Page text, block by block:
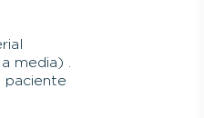
media) .
paciente